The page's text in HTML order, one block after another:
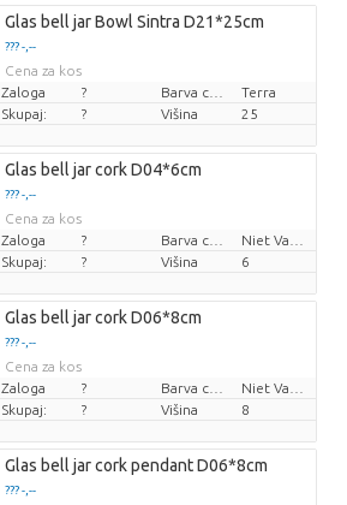
Glas bell jar Bowl Sintra D21*25cm
??? -,--
Cena za kos
Zaloga
?
Terra
Skupaj:
? Višina 25
Glas bell jar cork D04*6cm
??? -,--
Cena za kos
Zaloga
?
Skupaj:
? Višina 6
Glas bell jar cork D06*8cm
??? -,--
Cena za kos
Zaloga
?
Skupaj:
? Višina 8
Glas bell jar cork pendant D06*8cm
??? -,--